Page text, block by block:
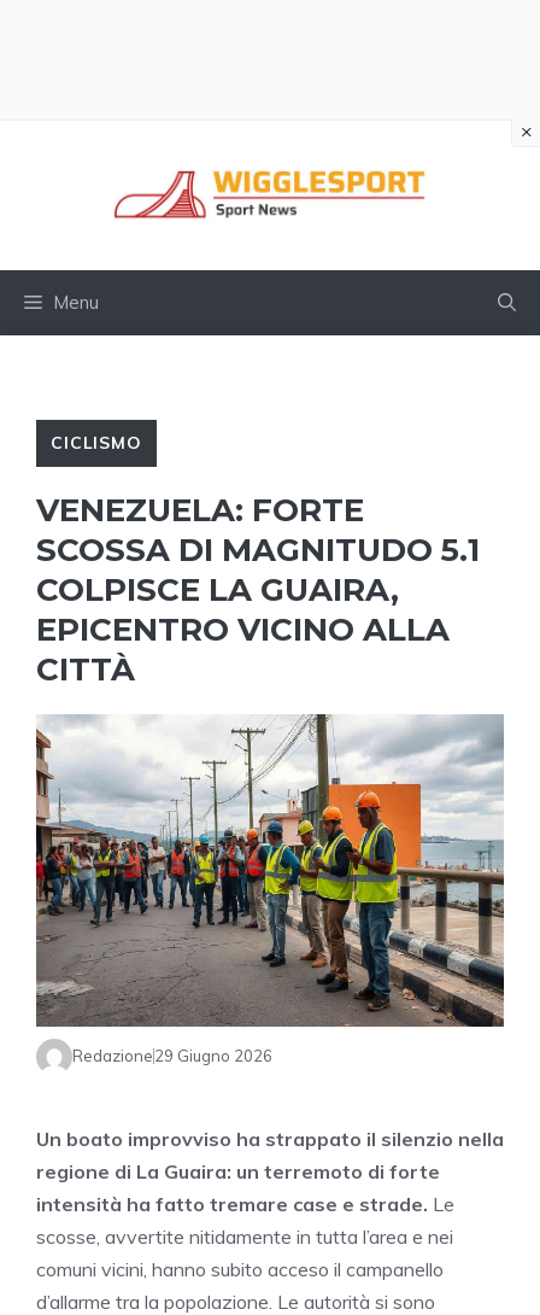
Menu
CICLISMO
VENEZUELA: FORTE
SCOSSA DI MAGNITUDO 5.1
COLPISCE LA GUAIRA,
EPICENTRO VICINO ALLA
CITTÀ
Redazione29 Giugno 2026
Un boato improvviso ha strappato il silenzio nella
regione di La Guaira: un terremoto di forte
intensità ha fatto tremare case e strade. Le
scosse, avvertite nitidamente in tutta l’area e nei
comuni vicini, hanno subito acceso il campanello
d’allarme tra la popolazione. Le autorità si sono
×